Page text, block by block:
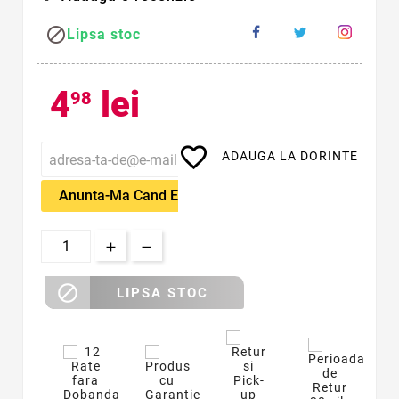
Lipsa stoc
498 lei
Anunta-Ma Cand Este Disponibil
favorite_border ADAUGA LA DORINTE
 LIPSA STOC